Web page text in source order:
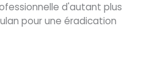
d'autant plus
pour une éradication